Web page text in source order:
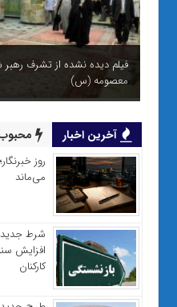
شب‌های بی‌خواب قم برای
آخرین اخبار
روز
می‌ماند
شرط جدید
افزایش
کارکنان